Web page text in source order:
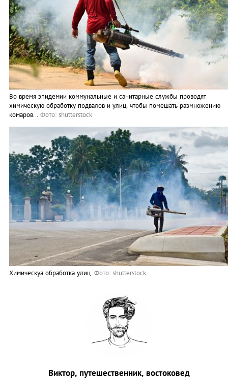
Во время эпидемии коммунальные и санитарные службы проводят
химическую обработку подвалов и улиц, чтобы помешать размножению
комаров. . Фото: shutterstock
Химическуа обработка улиц. Фото: shutterstock
Виктор, путешественник, востоковед